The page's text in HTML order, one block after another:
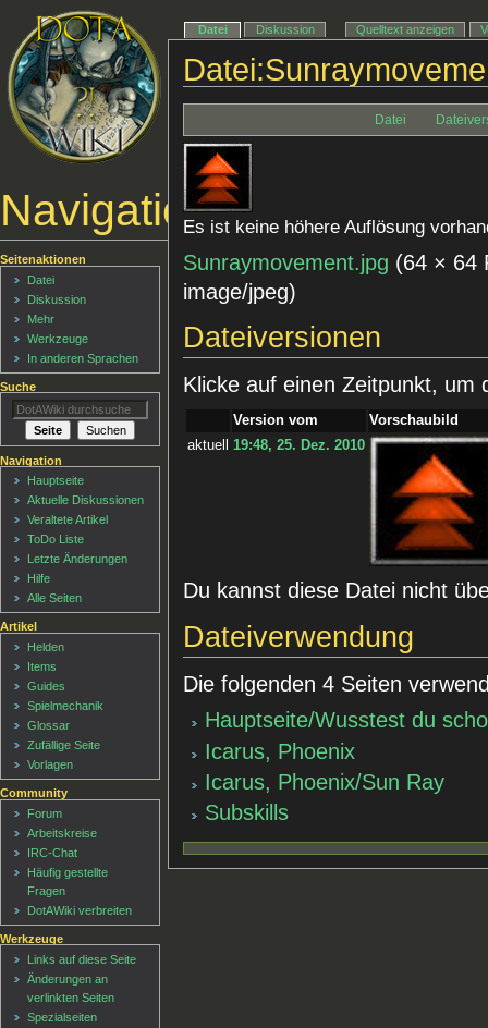
Datei
Es ist keine höhere Auflösung
Sunraymovement.jpg (64 × 64
image/jpeg)
Dateiversionen
Klicke auf einen Zeitpunkt, um
Version vom
Vorschaubild
aktuell
19:48, 25. Dez. 2010
Du kannst diese Datei nicht
Dateiverwendung
Die folgenden 4 Seiten
Hauptseite/Wusstest du
Icarus, Phoenix
Icarus, Phoenix/Sun Ray
Subskills
Navigationsmenü
Datei Diskussion Quelltext anzeigen
Seitenaktionen
Datei
Diskussion
Mehr
Werkzeuge
In anderen Sprachen
Suche
Navigation
Hauptseite
Aktuelle Diskussionen
Veraltete Artikel
ToDo Liste
Letzte Änderungen
Hilfe
Alle Seiten
Artikel
Helden
Items
Guides
Spielmechanik
Glossar
Zufällige Seite
Vorlagen
Community
Forum
Arbeitskreise
IRC-Chat
Häufig gestellte
Fragen
DotAWiki verbreiten
Werkzeuge
Links auf diese Seite
Änderungen an
verlinkten Seiten
Spezialseiten